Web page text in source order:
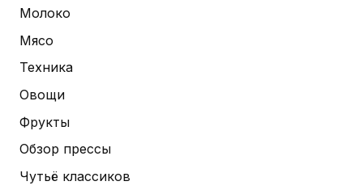
Молоко
Мясо
Техника
Овощи
Фрукты
Обзор прессы
Чутьё классиков